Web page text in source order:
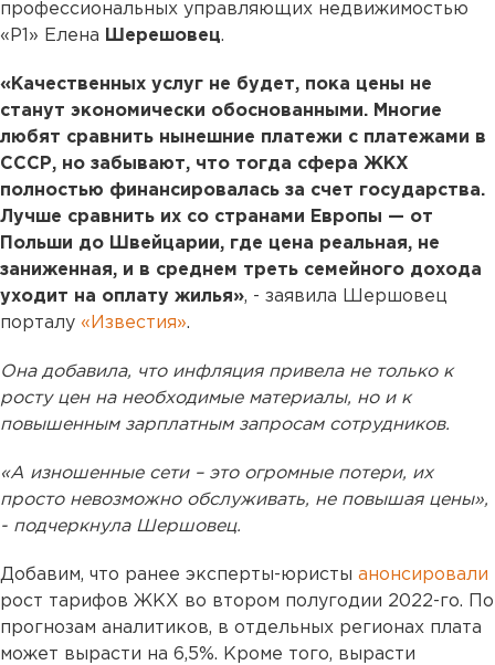
профессиональных управляющих недвижимостью
«Р1» Елена Шерешовец.
«Качественных услуг не будет, пока цены не
станут экономически обоснованными. Многие
любят сравнить нынешние платежи с платежами в
СССР, но забывают, что тогда сфера ЖКХ
полностью финансировалась за счет государства.
Лучше сравнить их со странами Европы — от
Польши до Швейцарии, где цена реальная, не
заниженная, и в среднем треть семейного дохода
уходит на оплату жилья», - заявила Шершовец
порталу «Известия».
Она добавила, что инфляция привела не только к
росту цен на необходимые материалы, но и к
повышенным зарплатным запросам сотрудников.
«А изношенные сети – это огромные потери, их
просто невозможно обслуживать, не повышая цены»,
- подчеркнула Шершовец.
Добавим, что ранее эксперты-юристы анонсировали
рост тарифов ЖКХ во втором полугодии 2022-го. По
прогнозам аналитиков, в отдельных регионах плата
может вырасти на 6,5%. Кроме того, вырасти